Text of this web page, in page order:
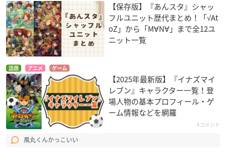
【保存版】『あんスタ』シャッ
フルユニット歴代まとめ！「√At
oZ」から「M∀N∀」まで全12ユ
ニット一覧
話題 アニメ ゲーム
【2025年最新版】『イナズマイ
レブン』キャラクター一覧！登
場人物の基本プロフィール・ゲ
ーム情報などを網羅
4コメント
風丸くんかっこいい